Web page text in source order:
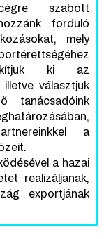
szabott
forduló
mely
ki az
választjuk
tanácsadóink
a
a hazai
realizáljanak,
exportjának